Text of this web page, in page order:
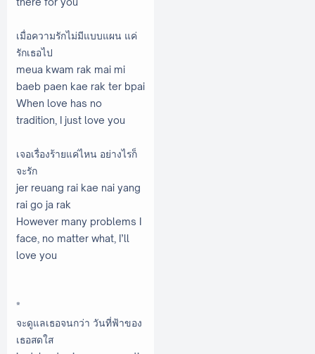
เมื่อความรักไม่มีแบบแผน แค่
รักเธอไป
meua kwam rak mai mi
baeb paen kae rak ter bpai
When love has no
tradition, I just love you
เจอเรื่องร้ายแค่ไหน อย่างไรก็
จะรัก
jer reuang rai kae nai yang
rai go ja rak
However many problems I
face, no matter what, I’ll
love you
*
จะดูแลเธอจนกว่า วันที่ฟ้าของ
เธอสดใส